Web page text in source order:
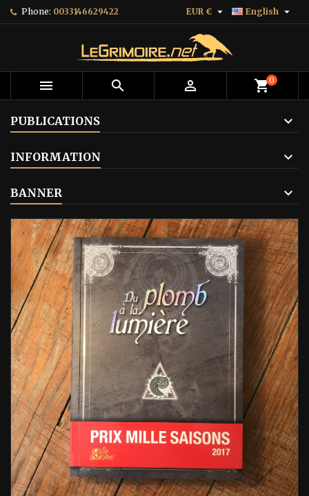
Phone: 0033146629422 English 
EUR € 
   shopping_cart0
PUBLICATIONS
INFORMATION
BANNER